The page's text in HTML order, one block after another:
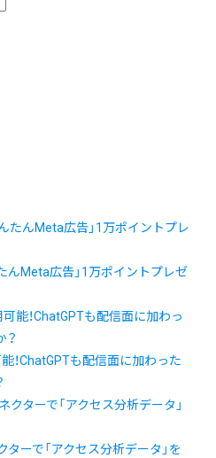
んMeta広告」1万ポイントプレゼ
！ChatGPTも配信面に加わった
ーで「アクセス分析データ」を